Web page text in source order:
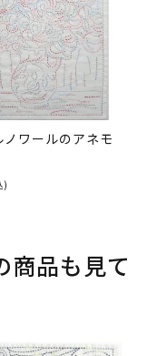
ワールのアネモ
)
商品も見て